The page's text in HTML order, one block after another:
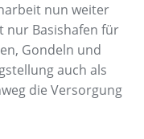
nun weiter
nur Basishafen für
Gondeln und
auch als
die Versorgung